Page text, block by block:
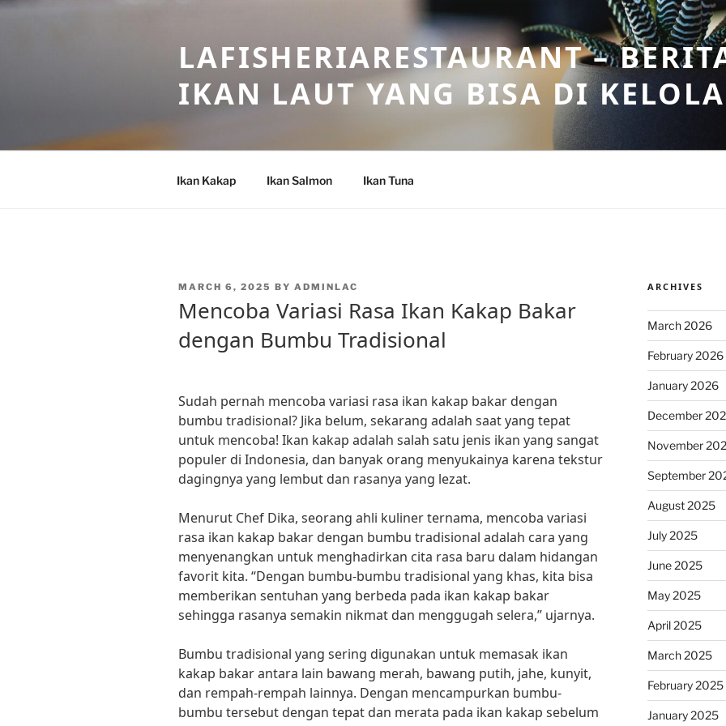
Skip
LAFISHERIARESTAURANT –
IKAN LAUT YANG BISA DI
Ikan Kakap Ikan Salmon Ikan Tuna
POSTED
MARCH 6, 2025 BY ADMINLAC
Mencoba Variasi Rasa Ikan Kakap Bakar
dengan Bumbu Tradisional
Sudah pernah mencoba variasi rasa ikan kakap bakar dengan
bumbu tradisional? Jika belum, sekarang adalah saat yang tepat
untuk mencoba! Ikan kakap adalah salah satu jenis ikan yang sangat
populer di Indonesia, dan banyak orang menyukainya karena tekstur
dagingnya yang lembut dan rasanya yang lezat.
Menurut Chef Dika, seorang ahli kuliner ternama, mencoba variasi
rasa ikan kakap bakar dengan bumbu tradisional adalah cara yang
menyenangkan untuk menghadirkan cita rasa baru dalam hidangan
favorit kita. “Dengan bumbu-bumbu tradisional yang khas, kita bisa
memberikan sentuhan yang berbeda pada ikan kakap bakar
sehingga rasanya semakin nikmat dan menggugah selera,” ujarnya.
Bumbu tradisional yang sering digunakan untuk memasak ikan
kakap bakar antara lain bawang merah, bawang putih, jahe, kunyit,
dan rempah-rempah lainnya. Dengan mencampurkan bumbu-
bumbu tersebut dengan tepat dan merata pada ikan kakap sebelum
ARCHIVES
March 2026
February 2026
January 2026
December
November
September
August 2025
July 2025
June 2025
May 2025
April 2025
March 2025
February 2025
January 2025